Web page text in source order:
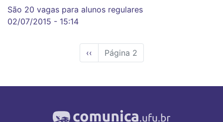
São 20 vagas para alunos regulares
02/07/2015 - 15:14
Página
anterior
‹‹ Página 2